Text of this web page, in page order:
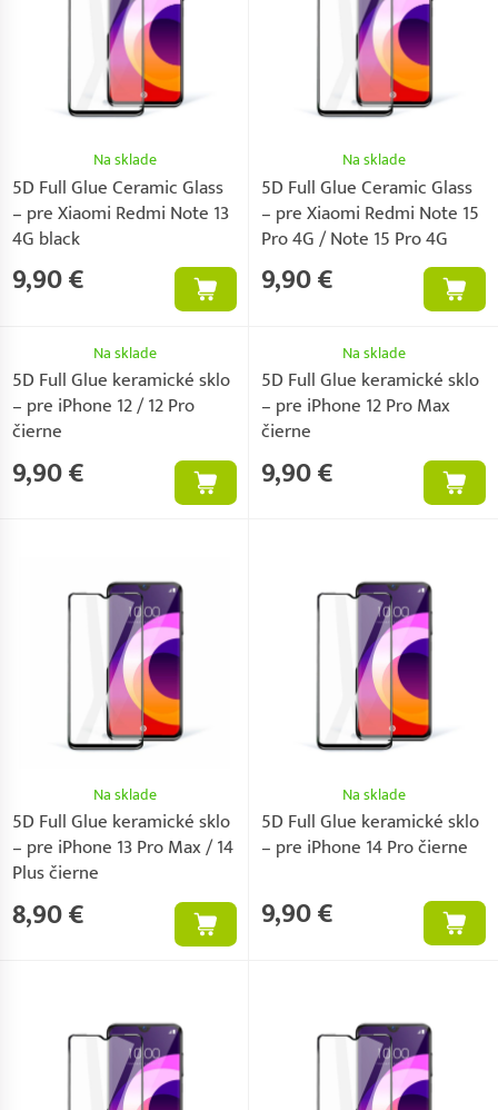
Na sklade
5D Full Glue Ceramic Glass
– pre Xiaomi Redmi Note 13
4G black
9,90 €
Na sklade
5D Full Glue Ceramic Glass
– pre Xiaomi Redmi Note 15
Pro 4G / Note 15 Pro 4G
9,90 €
Na sklade
5D Full Glue keramické sklo
– pre iPhone 12 / 12 Pro
čierne
9,90 €
Na sklade
5D Full Glue keramické sklo
– pre iPhone 12 Pro Max
čierne
9,90 €
Na sklade
5D Full Glue keramické sklo
– pre iPhone 13 Pro Max / 14
Plus čierne
8,90 €
Na sklade
5D Full Glue keramické sklo
– pre iPhone 14 Pro čierne
9,90 €